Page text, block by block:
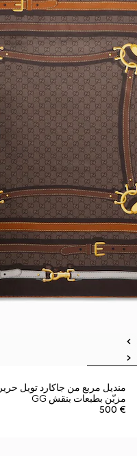
منديل مربع من جاكارد تويل حرير
مزيّن بطبعات بنقش GG
€ 500